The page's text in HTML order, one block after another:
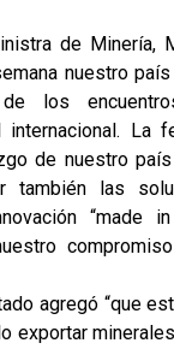
de Minería,
nuestro
los
internacional. La
de nuestro
también las
“made
agregó “que
exportar